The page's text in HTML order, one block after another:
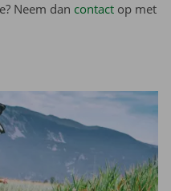
Neem dan contact op met